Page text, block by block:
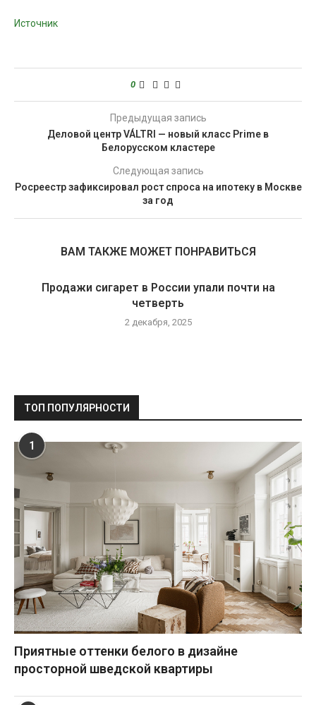
Источник
0
Предыдущая запись
Деловой центр VÁLTRI — новый класс Prime в
Белорусском кластере
Следующая запись
Росреестр зафиксировал рост спроса на ипотеку в Москве
за год
ВАМ ТАКЖЕ МОЖЕТ ПОНРАВИТЬСЯ
Продажи сигарет в России упали почти на
четверть
2 декабря, 2025
ТОП ПОПУЛЯРНОСТИ
1
Приятные оттенки белого в дизайне
просторной шведской квартиры